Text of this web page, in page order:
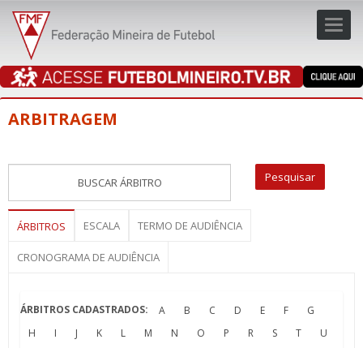
ARBITRAGEM
ÁRBITROS ESCALA TERMO DE AUDIÊNCIA
CRONOGRAMA DE AUDIÊNCIA
ÁRBITROS CADASTRADOS: A B C D E F
G
H
I J K L M N O P R S T
U